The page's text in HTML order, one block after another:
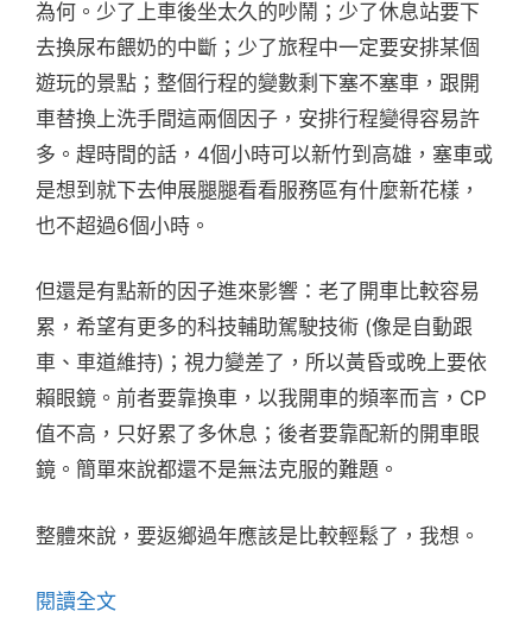
為何。少了上車後坐太久的吵鬧；少了休息站要下
去換尿布餵奶的中斷；少了旅程中一定要安排某個
遊玩的景點；整個行程的變數剩下塞不塞車，跟開
車替換上洗手間這兩個因子，安排行程變得容易許
多。趕時間的話，4個小時可以新竹到高雄，塞車或
是想到就下去伸展腿腿看看服務區有什麼新花樣，
也不超過6個小時。
但還是有點新的因子進來影響：老了開車比較容易
累，希望有更多的科技輔助駕駛技術 (像是自動跟
車、車道維持)；視力變差了，所以黃昏或晚上要依
賴眼鏡。前者要靠換車，以我開車的頻率而言，CP
值不高，只好累了多休息；後者要靠配新的開車眼
鏡。簡單來說都還不是無法克服的難題。
整體來說，要返鄉過年應該是比較輕鬆了，我想。
閱讀全文